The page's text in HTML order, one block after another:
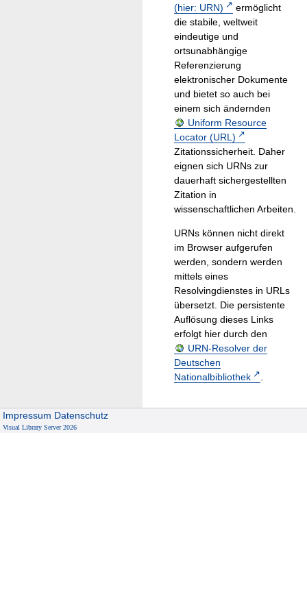
(hier: URN)
ermöglicht
die stabile, weltweit
eindeutige und
ortsunabhängige
Referenzierung
elektronischer Dokumente
und bietet so auch bei
einem sich ändernden
Uniform Resource
Locator (URL)
Zitationssicherheit. Daher
eignen sich URNs zur
dauerhaft sichergestellten
Zitation in
wissenschaftlichen Arbeiten.
URNs können nicht direkt
im Browser aufgerufen
werden, sondern werden
mittels eines
Resolvingdienstes in URLs
übersetzt. Die persistente
Auflösung dieses Links
erfolgt hier durch den
URN-Resolver der
Deutschen
Nationalbibliothek
.
Impressum Datenschutz
Visual Library Server 2026